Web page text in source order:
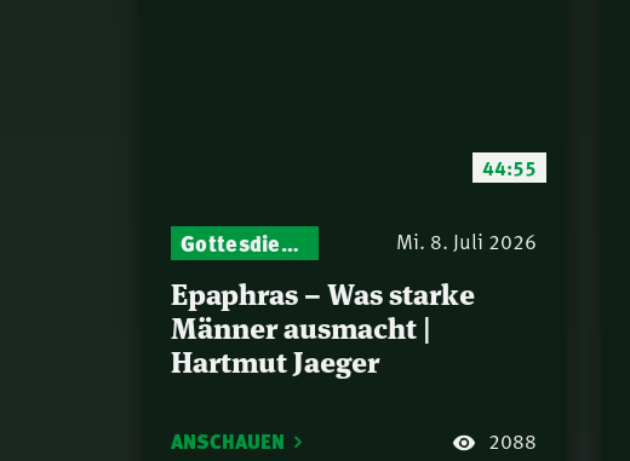
44:55
Gottesdienst-Botschaften – Jeden Sonntag neu: Aktuelle Predigten vom Mitternachtsruf Mi. 8. Juli 2026
Epaphras – Was starke
Männer ausmacht |
Hartmut Jaeger
ANSCHAUEN 2088